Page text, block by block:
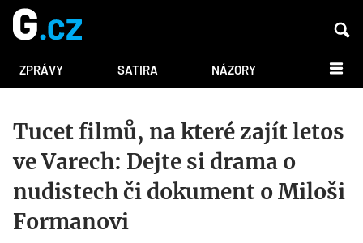
ZPRÁVY SATIRA NÁZORY DALŠÍ
Tucet filmů, na které zajít letos
ve Varech: Dejte si drama o
nudistech či dokument o Miloši
Formanovi